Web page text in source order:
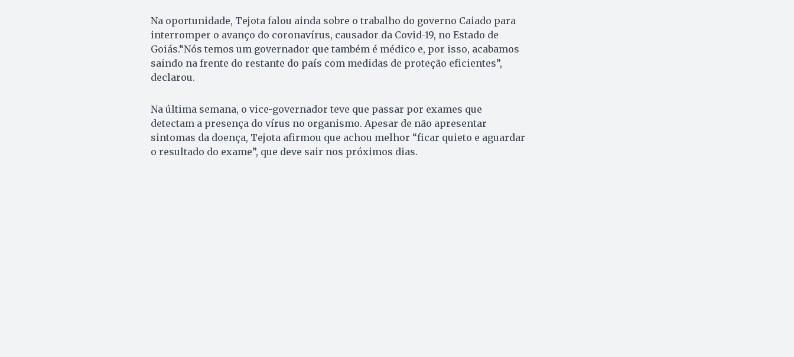
Na oportunidade, Tejota falou ainda sobre o trabalho do governo Caiado para
interromper o avanço do coronavírus, causador da Covid-19, no Estado de
Goiás.“Nós temos um governador que também é médico e, por isso, acabamos
saindo na frente do restante do país com medidas de proteção eficientes”,
declarou.
Na última semana, o vice-governador teve que passar por exames que
detectam a presença do vírus no organismo. Apesar de não apresentar
sintomas da doença, Tejota afirmou que achou melhor “ficar quieto e aguardar
o resultado do exame”, que deve sair nos próximos dias.